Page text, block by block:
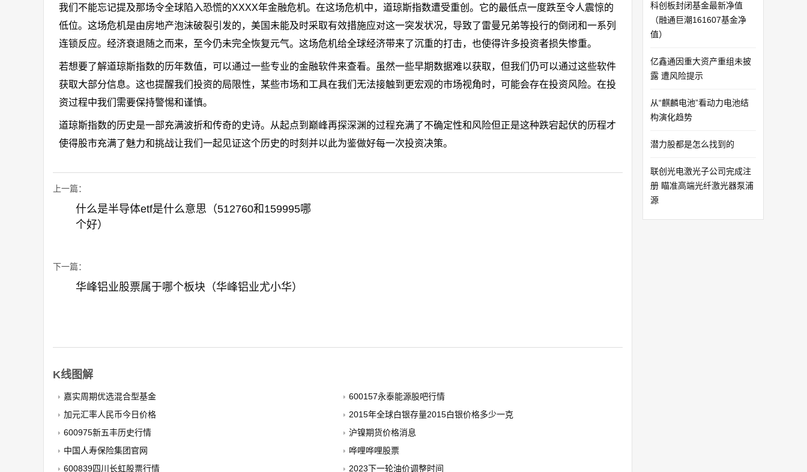
我们不能忘记提及那场令全球陷入恐慌的XXXX年金融危机。在这场危机中，道琼斯指数遭受重创。它的最低点一度跌至令人震惊的
低位。这场危机是由房地产泡沫破裂引发的，美国未能及时采取有效措施应对这一突发状况，导致了雷曼兄弟等投行的倒闭和一系列
连锁反应。经济衰退随之而来，至今仍未完全恢复元气。这场危机给全球经济带来了沉重的打击，也使得许多投资者损失惨重。
若想要了解道琼斯指数的历年数值，可以通过一些专业的金融软件来查看。虽然一些早期数据难以获取，但我们仍可以通过这些软件
获取大部分信息。这也提醒我们投资的局限性，某些市场和工具在我们无法接触到更宏观的市场视角时，可能会存在投资风险。在投
资过程中我们需要保持警惕和谨慎。
道琼斯指数的历史是一部充满波折和传奇的史诗。从起点到巅峰再探深渊的过程充满了不确定性和风险但正是这种跌宕起伏的历程才
使得股市充满了魅力和挑战让我们一起见证这个历史的时刻并以此为鉴做好每一次投资决策。
上一篇：
什么是半导体etf是什么意思（512760和159995哪
个好）
下一篇：
华峰铝业股票属于哪个板块（华峰铝业尤小华）
K线图解
嘉实周期优选混合型基金
600157永泰能源股吧行情
加元汇率人民币今日价格
2015年全球白银存量2015白银价格多少一克
600975新五丰历史行情
沪镍期货价格消息
中国人寿保险集团官网
哗哩哗哩股票
600839四川长虹股票行情
2023下一轮油价调整时间
科创板封闭基金最新净值
（融通巨潮161607基金净
值）
亿鑫通因重大资产重组未披
露 遭风险提示
从“麒麟电池”看动力电池结
构演化趋势
潜力股都是怎么找到的
联创光电激光子公司完成注
册 瞄准高端光纤激光器泵浦
源